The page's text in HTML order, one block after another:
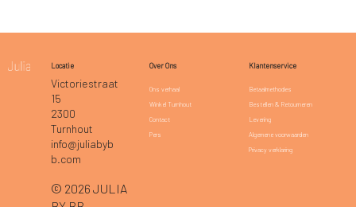
Locatie
Victoriestraat
15
2300
Turnhout
info@juliabyb
b.com
© 2026 JULIA
Over Ons
Ons verhaal
Winkel Turnhout
Contact
Pers
Klantenservice
Betaalmethodes
Bestellen & Retourneren
Levering
Algemene voorwaarden
Privacy verklaring